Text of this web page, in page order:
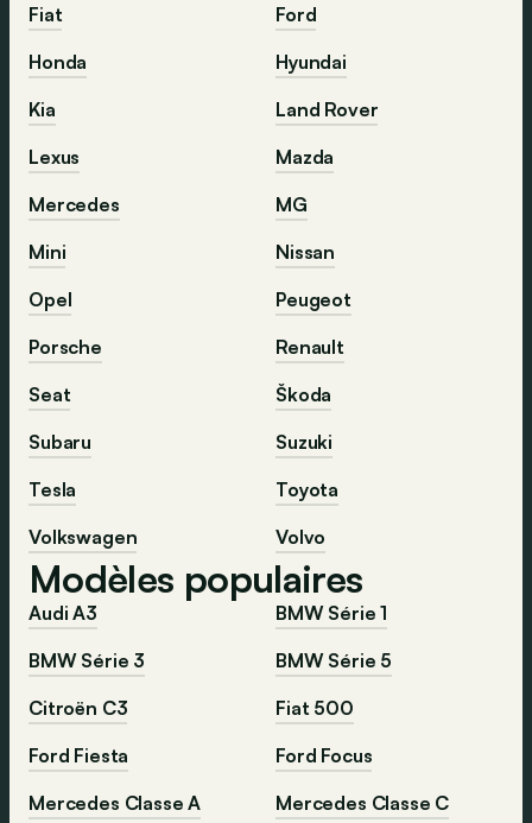
Fiat
Ford
Honda
Hyundai
Kia
Land Rover
Lexus
Mazda
Mercedes
MG
Mini
Nissan
Opel
Peugeot
Porsche
Renault
Seat
Škoda
Subaru
Suzuki
Tesla
Toyota
Volkswagen
Volvo
Modèles populaires
Audi A3
BMW Série 1
BMW Série 3
BMW Série 5
Citroën C3
Fiat 500
Ford Fiesta
Ford Focus
Mercedes Classe A
Mercedes Classe C